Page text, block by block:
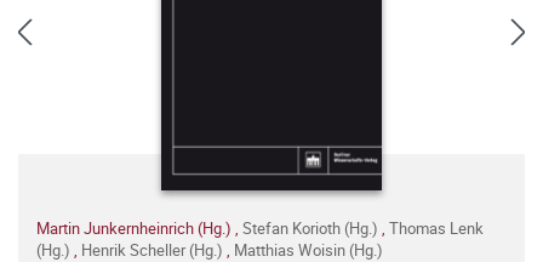
Martin Junkernheinrich (Hg.) , Stefan Korioth (Hg.) , Thomas Lenk
(Hg.) , Henrik Scheller (Hg.) , Matthias Woisin (Hg.)